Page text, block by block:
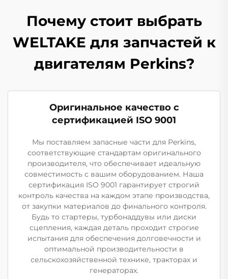
Почему стоит выбрать
WELTAKE для запчастей к
двигателям Perkins?
Оригинальное качество с
сертификацией ISO 9001
Мы поставляем запасные части для Perkins,
соответствующие стандартам оригинального
производителя, что обеспечивает идеальную
совместимость с вашим оборудованием. Наша
сертификация ISO 9001 гарантирует строгий
контроль качества на каждом этапе производства,
от закупки материалов до финального контроля.
Будь то стартеры, турбонаддувы или диски
сцепления, каждая деталь проходит строгие
испытания для обеспечения долговечности и
оптимальной производительности в
сельскохозяйственной технике, тракторах и
генераторах.